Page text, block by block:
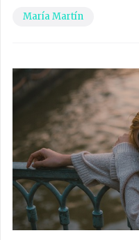
María Martín